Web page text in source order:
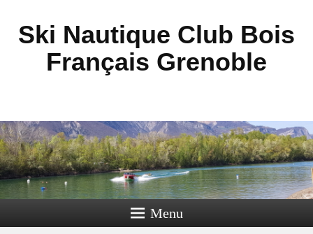
Ski Nautique Club Bois
Français Grenoble
Menu